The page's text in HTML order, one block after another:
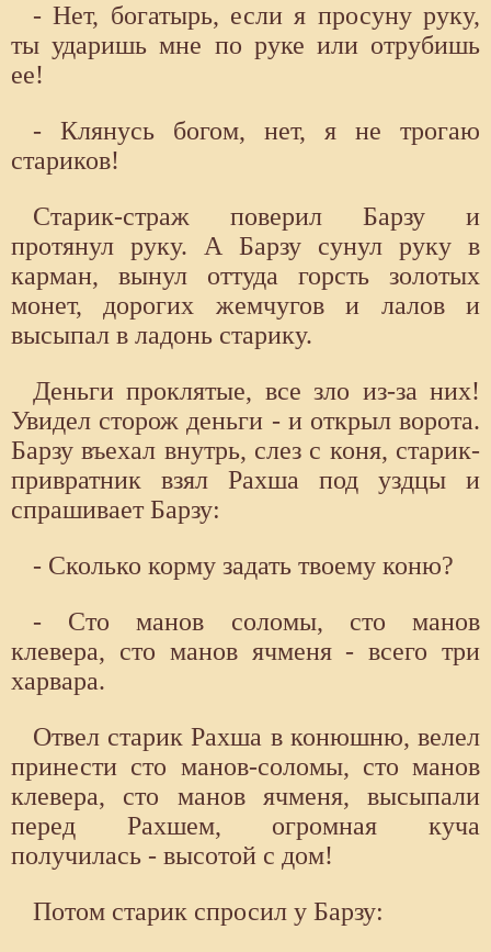
- Нет, богатырь, если я просуну руку,
ты ударишь мне по руке или отрубишь
ее!
- Клянусь богом, нет, я не трогаю
стариков!
Старик-страж поверил Барзу и
протянул руку. А Барзу сунул руку в
карман, вынул оттуда горсть золотых
монет, дорогих жемчугов и лалов и
высыпал в ладонь старику.
Деньги проклятые, все зло из-за них!
Увидел сторож деньги - и открыл ворота.
Барзу въехал внутрь, слез с коня, старик-
привратник взял Рахша под уздцы и
спрашивает Барзу:
- Сколько корму задать твоему коню?
- Сто манов соломы, сто манов
клевера, сто манов ячменя - всего три
харвара.
Отвел старик Рахша в конюшню, велел
принести сто манов-соломы, сто манов
клевера, сто манов ячменя, высыпали
перед Рахшем, огромная куча
получилась - высотой с дом!
Потом старик спросил у Барзу: